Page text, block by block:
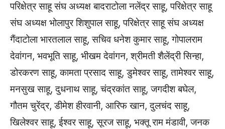
परिक्षेत्र साहू संघ अध्यक्ष बादराटोला नलेंद्र साहू, परिक्षेत्र साहू
संघ अध्यक्ष भोलापुर शिशुपाल साहू, परिक्षेत्र साहू संघ अध्यक्ष
गैंदाटोला भारतलाल साहू, सचिव धनेश कुमार साहू, गोपालराम
देवांगन, भवभूति साहू, भीखम देवांगन, श्रीमती शैलेंद्री सिन्हा,
डोरकरण साहू, कामता प्रसाद साहू, डुमेश्वर साहू, तामेश्वर साहू,
मनसुख साहू, दुधनाथ साहू, चंद्रकांत साहू, जगदीश बघेल,
गौतम चुरेंद्र, डीमेश हीरवानी, आरिफ खान, दुलचंद साहू,
खिलेश्वर साहू, ईश्वर साहू, सूरज साहू, भक्तू राम मंडावी, जनक